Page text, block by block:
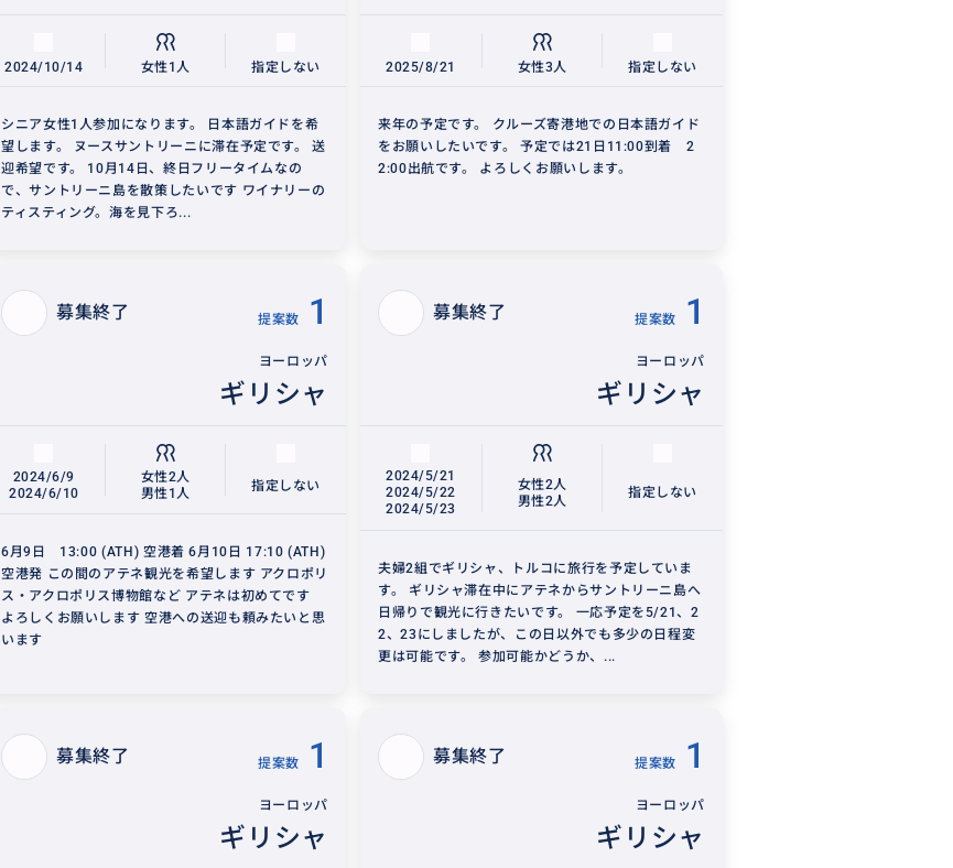
2024/10/14 女性1人 指定しない
シニア女性1人参加になります。 日本語ガイドを希
望します。 ヌースサントリーニに滞在予定です。 送
迎希望です。 10月14日、終日フリータイムなの
で、サントリーニ島を散策したいです ワイナリーの
ティスティング。海を見下ろ...
2025/8/21 女性3人 指定しない
来年の予定です。 クルーズ寄港地での日本語ガイド
をお願いしたいです。 予定では21日11:00到着 2
2:00出航です。 よろしくお願いします。
募集終了 提案数 1
ヨーロッパ
ギリシャ
2024/6/9
2024/6/10
女性2人
男性1人
指定しない
6月9日 13:00 (ATH) 空港着 6月10日 17:10 (ATH)
空港発 この間のアテネ観光を希望します アクロポリ
ス・アクロポリス博物館など アテネは初めてです
よろしくお願いします 空港への送迎も頼みたいと思
います
募集終了 提案数 1
ヨーロッパ
ギリシャ
2024/5/21
2024/5/22
2024/5/23
女性2人
男性2人
指定しない
夫婦2組でギリシャ、トルコに旅行を予定していま
す。 ギリシャ滞在中にアテネからサントリーニ島へ
日帰りで観光に行きたいです。 一応予定を5/21、2
2、23にしましたが、この日以外でも多少の日程変
更は可能です。 参加可能かどうか、...
募集終了 提案数 1
ヨーロッパ
ギリシャ
募集終了 提案数 1
ヨーロッパ
ギリシャ